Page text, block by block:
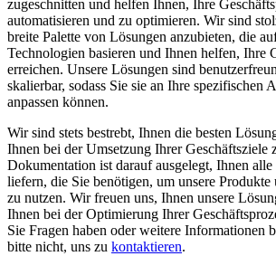
zugeschnitten und helfen Ihnen, Ihre
automatisieren und zu optimieren. Wir sind
breite Palette von Lösungen anzubieten, die
Technologien basieren und Ihnen helfen, Ihre
erreichen. Unsere Lösungen sind
skalierbar, sodass Sie sie an Ihre spezifischen
anpassen können.
Wir sind stets bestrebt, Ihnen die besten
Ihnen bei der Umsetzung Ihrer Geschäftsziele
Dokumentation ist darauf ausgelegt, Ihnen
liefern, die Sie benötigen, um unsere Produkte
zu nutzen. Wir freuen uns, Ihnen unsere
Ihnen bei der Optimierung Ihrer
Sie Fragen haben oder weitere Informationen
bitte nicht, uns zu kontaktieren.